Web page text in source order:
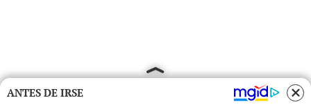
ANTES DE IRSE